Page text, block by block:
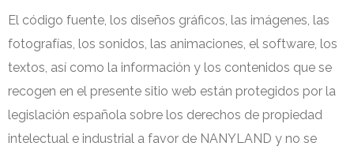
El código fuente, los diseños gráficos, las imágenes, las
fotografías, los sonidos, las animaciones, el software, los
textos, así como la información y los contenidos que se
recogen en el presente sitio web están protegidos por la
legislación española sobre los derechos de propiedad
intelectual e industrial a favor de NANYLAND y no se